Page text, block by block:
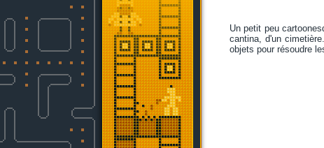
Un petit peu
cantina, d'un
objets pour résoudre